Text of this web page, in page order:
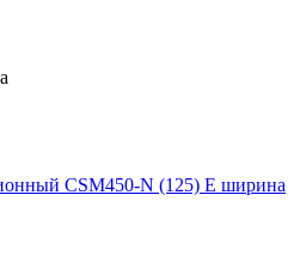
CSM450-N (125) E ширина